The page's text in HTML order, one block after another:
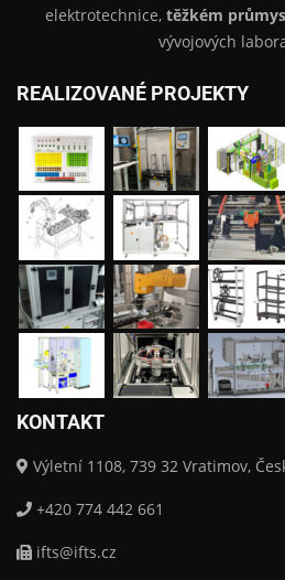
elektrotechnice, těžkém
vývojových
REALIZOVANÉ PROJEKTY
KONTAKT
Výletní 1108, 739 32 Vratimov,
+420 774 442 661
ifts@ifts.cz